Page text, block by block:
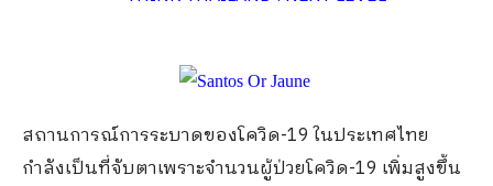
สถานการณ์การระบาดของโควิด-19 ในประเทศไทย
กำลังเป็นที่จับตาเพราะจำนวนผู้ป่วยโควิด-19 เพิ่มสูงขึ้น